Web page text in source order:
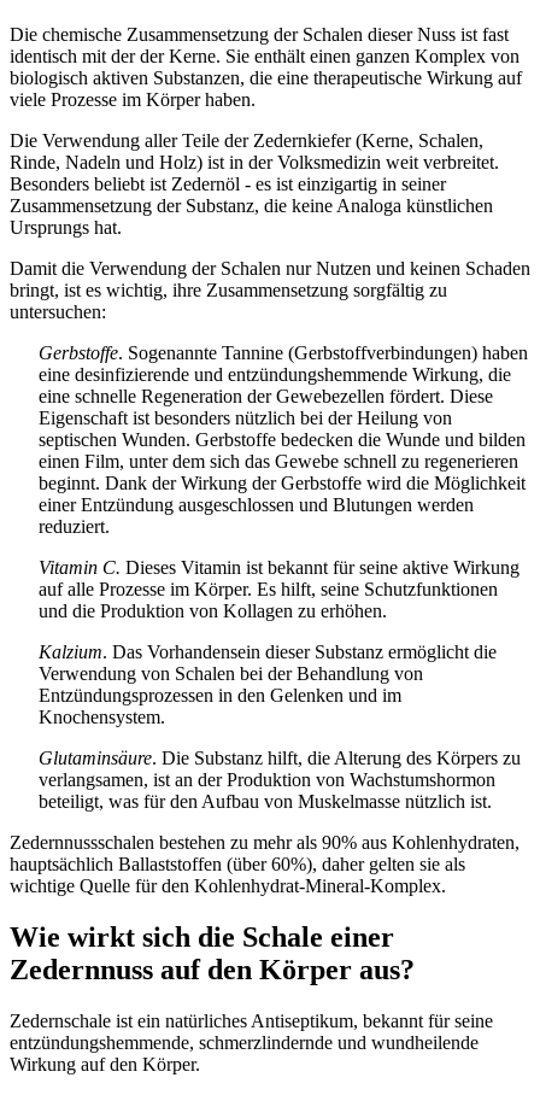
Die chemische Zusammensetzung der Schalen dieser Nuss ist fast
identisch mit der der Kerne. Sie enthält einen ganzen Komplex von
biologisch aktiven Substanzen, die eine therapeutische Wirkung auf
viele Prozesse im Körper haben.
Die Verwendung aller Teile der Zedernkiefer (Kerne, Schalen,
Rinde, Nadeln und Holz) ist in der Volksmedizin weit verbreitet.
Besonders beliebt ist Zedernöl - es ist einzigartig in seiner
Zusammensetzung der Substanz, die keine Analoga künstlichen
Ursprungs hat.
Damit die Verwendung der Schalen nur Nutzen und keinen Schaden
bringt, ist es wichtig, ihre Zusammensetzung sorgfältig zu
untersuchen:
Gerbstoffe. Sogenannte Tannine (Gerbstoffverbindungen) haben
eine desinfizierende und entzündungshemmende Wirkung, die
eine schnelle Regeneration der Gewebezellen fördert. Diese
Eigenschaft ist besonders nützlich bei der Heilung von
septischen Wunden. Gerbstoffe bedecken die Wunde und bilden
einen Film, unter dem sich das Gewebe schnell zu regenerieren
beginnt. Dank der Wirkung der Gerbstoffe wird die Möglichkeit
einer Entzündung ausgeschlossen und Blutungen werden
reduziert.
Vitamin C. Dieses Vitamin ist bekannt für seine aktive Wirkung
auf alle Prozesse im Körper. Es hilft, seine Schutzfunktionen
und die Produktion von Kollagen zu erhöhen.
Kalzium. Das Vorhandensein dieser Substanz ermöglicht die
Verwendung von Schalen bei der Behandlung von
Entzündungsprozessen in den Gelenken und im
Knochensystem.
Glutaminsäure. Die Substanz hilft, die Alterung des Körpers zu
verlangsamen, ist an der Produktion von Wachstumshormon
beteiligt, was für den Aufbau von Muskelmasse nützlich ist.
Zedernnussschalen bestehen zu mehr als 90% aus Kohlenhydraten,
hauptsächlich Ballaststoffen (über 60%), daher gelten sie als
wichtige Quelle für den Kohlenhydrat-Mineral-Komplex.
Wie wirkt sich die Schale einer
Zedernnuss auf den Körper aus?
Zedernschale ist ein natürliches Antiseptikum, bekannt für seine
entzündungshemmende, schmerzlindernde und wundheilende
Wirkung auf den Körper.